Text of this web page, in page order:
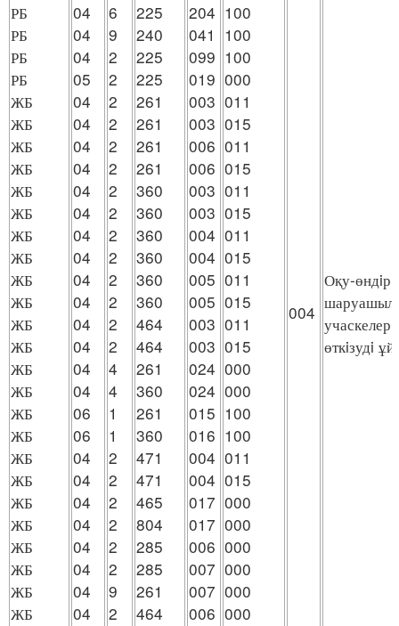
РБ
РБ
РБ
РБ
ЖБ
ЖБ
ЖБ
ЖБ
ЖБ
ЖБ
ЖБ
ЖБ
ЖБ
ЖБ
ЖБ
ЖБ
ЖБ
ЖБ
ЖБ
ЖБ
ЖБ
ЖБ
ЖБ
ЖБ
ЖБ
ЖБ
ЖБ
ЖБ
04
04
04
05
04
04
04
04
04
04
04
04
04
04
04
04
04
04
06
06
04
04
04
04
04
04
04
04
6
9
2
2
2
2
2
2
2
2
2
2
2
2
2
2
4
4
1
1
2
2
2
2
2
2
9
2
225
240
225
225
261
261
261
261
360
360
360
360
360
360
464
464
261
360
261
360
471
471
465
804
285
285
261
464
204
041
099
019
003
003
006
006
003
003
004
004
005
005
003
003
024
024
015
016
004
004
017
017
006
007
007
006
100
100
100
000
011
015
011
015
011
015
011
015
011
015
011
015
000
000
100
100
011
015
000
000
000
000
000
000
004
Оқу-
өткiзудi